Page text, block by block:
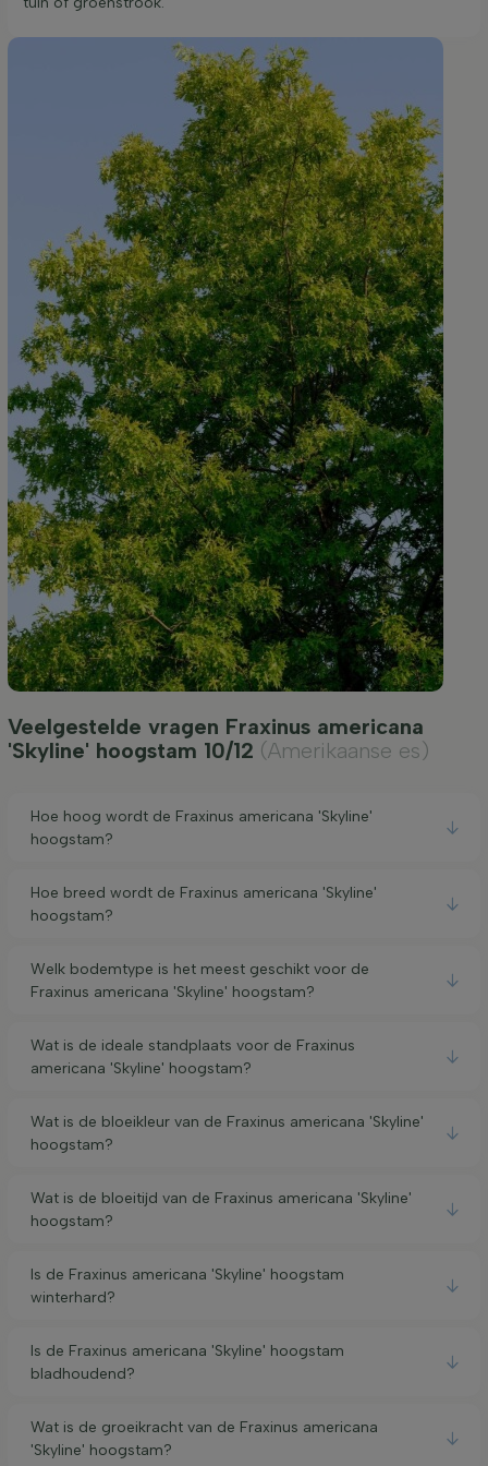
Veelgestelde vragen Fraxinus americana
'Skyline' hoogstam 10/12 (Amerikaanse es)
Hoe hoog wordt de Fraxinus americana 'Skyline'
hoogstam?
Hoe breed wordt de Fraxinus americana 'Skyline'
hoogstam?
Welk bodemtype is het meest geschikt voor de
Fraxinus americana 'Skyline' hoogstam?
Wat is de ideale standplaats voor de Fraxinus
americana 'Skyline' hoogstam?
Wat is de bloeikleur van de Fraxinus americana 'Skyline'
hoogstam?
Wat is de bloeitijd van de Fraxinus americana 'Skyline'
hoogstam?
Is de Fraxinus americana 'Skyline' hoogstam
winterhard?
Is de Fraxinus americana 'Skyline' hoogstam
bladhoudend?
Wat is de groeikracht van de Fraxinus americana
'Skyline' hoogstam?